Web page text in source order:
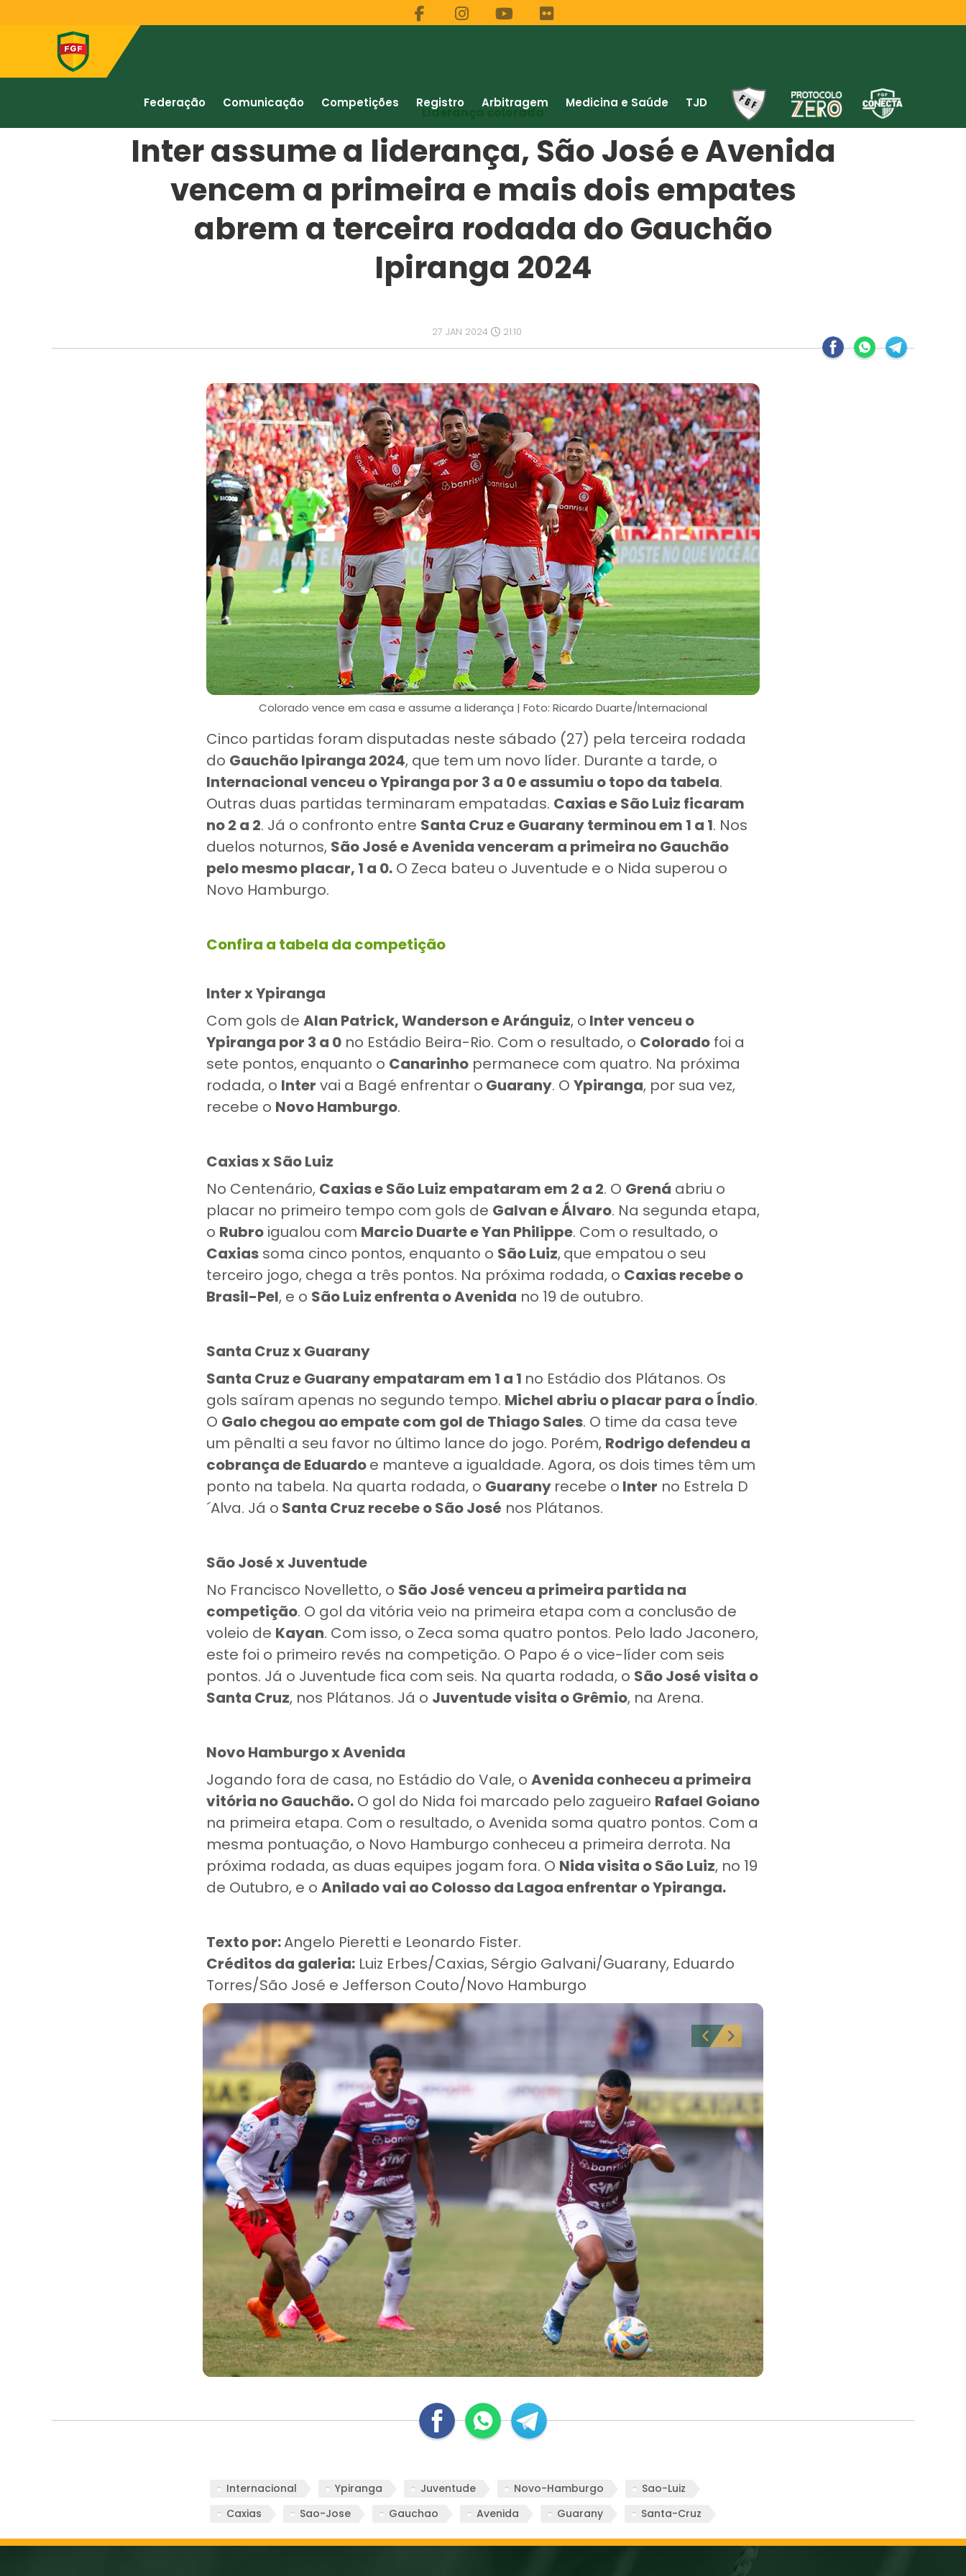
Federação Comunicação Competições Registro Arbitragem Medicina e Saúde TJD
Liderança colorada
Inter assume a liderança, São José e Avenida
vencem a primeira e mais dois empates
abrem a terceira rodada do Gauchão
Ipiranga 2024
27 JAN 2024 21:10
Colorado vence em casa e assume a liderança | Foto: Ricardo Duarte/Internacional
Cinco partidas foram disputadas neste sábado (27) pela terceira rodada
do Gauchão Ipiranga 2024, que tem um novo líder. Durante a tarde, o
Internacional venceu o Ypiranga por 3 a 0 e assumiu o topo da tabela.
Outras duas partidas terminaram empatadas. Caxias e São Luiz ficaram
no 2 a 2. Já o confronto entre Santa Cruz e Guarany terminou em 1 a 1. Nos
duelos noturnos, São José e Avenida venceram a primeira no Gauchão
pelo mesmo placar, 1 a 0. O Zeca bateu o Juventude e o Nida superou o
Novo Hamburgo.
Confira a tabela da competição
Inter x Ypiranga
Com gols de Alan Patrick, Wanderson e Aránguiz, o Inter venceu o
Ypiranga por 3 a 0 no Estádio Beira-Rio. Com o resultado, o Colorado foi a
sete pontos, enquanto o Canarinho permanece com quatro. Na próxima
rodada, o Inter vai a Bagé enfrentar o Guarany. O Ypiranga, por sua vez,
recebe o Novo Hamburgo.
Caxias x São Luiz
No Centenário, Caxias e São Luiz empataram em 2 a 2. O Grená abriu o
placar no primeiro tempo com gols de Galvan e Álvaro. Na segunda etapa,
o Rubro igualou com Marcio Duarte e Yan Philippe. Com o resultado, o
Caxias soma cinco pontos, enquanto o São Luiz,que empatou o seu
terceiro jogo, chega a três pontos. Na próxima rodada, o Caxias recebe o
Brasil-Pel, e o São Luiz enfrenta o Avenida no 19 de outubro.
Santa Cruz x Guarany
Santa Cruz e Guarany empataram em 1 a 1 no Estádio dos Plátanos. Os
gols saíram apenas no segundo tempo. Michel abriu o placar para o Índio.
O Galo chegou ao empate com gol de Thiago Sales. O time da casa teve
um pênalti a seu favor no último lance do jogo. Porém, Rodrigo defendeu a
cobrança de Eduardoe manteve a igualdade. Agora, os dois times têm um
ponto na tabela. Na quarta rodada, o Guarany recebe o Inter no Estrela D
´Alva. Já o Santa Cruz recebe o São José nos Plátanos.
São José x Juventude
No Francisco Novelletto, o São José venceu a primeira partida na
competição. O gol da vitória veio na primeira etapa com a conclusão de
voleio de Kayan. Com isso, o Zeca soma quatro pontos. Pelo lado Jaconero,
este foi o primeiro revés na competição. O Papo é o vice-líder com seis
pontos. Já o Juventude fica com seis. Na quarta rodada, o São José visita o
Santa Cruz, nos Plátanos. Já o Juventude visita o Grêmio, na Arena.
Novo Hamburgo x Avenida
Jogando fora de casa, no Estádio do Vale, o Avenida conheceu a primeira
vitória no Gauchão. O gol do Nida foi marcado pelo zagueiro Rafael Goiano
na primeira etapa. Com o resultado, o Avenida soma quatro pontos. Com a
mesma pontuação, o Novo Hamburgo conheceu a primeira derrota. Na
próxima rodada, as duas equipes jogam fora. O Nida visita o São Luiz, no 19
de Outubro, e o Anilado vai ao Colosso da Lagoa enfrentar o Ypiranga.
Texto por:Angelo Pieretti e Leonardo Fister.
Créditos da galeria: Luiz Erbes/Caxias, Sérgio Galvani/Guarany, Eduardo
Torres/São José e Jefferson Couto/Novo Hamburgo
Internacional Ypiranga Juventude Novo-Hamburgo
Sao-Luiz
Caxias
Sao-Jose Gauchao Avenida Guarany Santa-Cruz